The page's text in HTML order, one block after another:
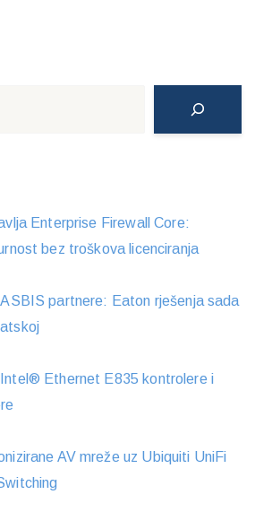
Enterprise Firewall Core:
bez troškova licenciranja
partnere: Eaton rješenja sada
Ethernet E835 kontrolere i
AV mreže uz Ubiquiti UniFi